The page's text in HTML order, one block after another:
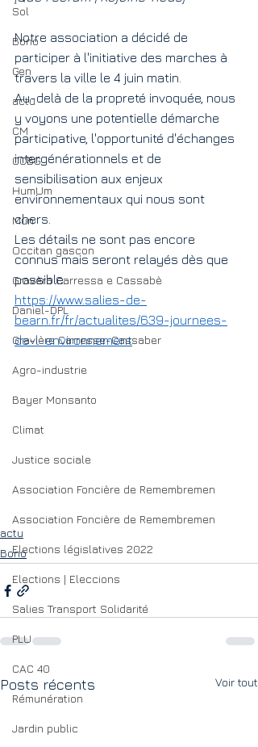
Sol
Bono
Gen
actu
CM
CCBG
HumUm
Mun
Occitan gascon
Gravèra Carressa e Cassabè
Daniel-DPL
Gravière Carresse-Cassaber
Agro-industrie
Bayer Monsanto
Climat
Justice sociale
Association Foncière de Remembremen
Association Foncière de Remembremen
Elections législatives 2022
Elections | Eleccions
Salies Transport Solidarité
PLU
CAC 40
Rémunération
Jardin public
Notre association a décidé de
participer à l'initiative des marches à
travers la ville le 4 juin matin.
Au-delà de la propreté invoquée, nous
y voyons une potentielle démarche
participative, l'opportunité d'échanges
intergénérationnels et de
sensibilisation aux enjeux
environnementaux qui nous sont
chers.
Les détails ne sont pas encore
connus mais seront relayés dès que
possible.
https://www.salies-de-
bearn.fr/fr/actualites/639-journees-
de-l-environnement
actu
Bono
Posts récents Voir tout